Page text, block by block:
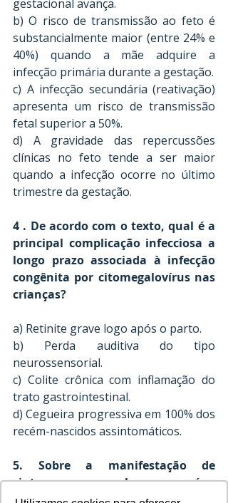
gestacional avança.
b) O risco de transmissão ao feto é
substancialmente maior (entre 24% e
40%) quando a mãe adquire a
c) A infecção secundária (reativação)
apresenta um risco de transmissão
fetal superior a 50%.
d) A gravidade das repercussões
clínicas no feto tende a ser maior
quando a infecção ocorre no último
trimestre da gestação.
4 . De acordo com o texto, qual é a
principal complicação infecciosa a
longo prazo associada à infecção
congênita por citomegalovírus nas
crianças?
a) Retinite grave logo após o parto.
b) Perda auditiva do tipo
neurossensorial.
c) Colite crônica com inflamação do
trato gastrointestinal.
d) Cegueira progressiva em 100% dos
recém-nascidos assintomáticos.
5. Sobre a manifestação de
sintomas e sequelas em recém-
nascidos infectados por CMV, é